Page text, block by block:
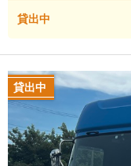
貸出中
貸出中